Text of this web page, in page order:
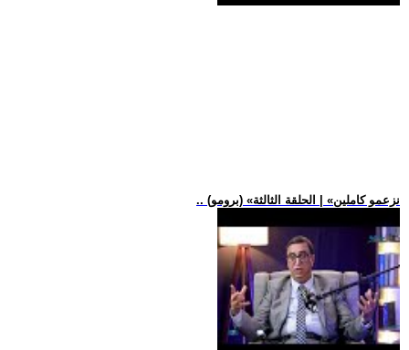
.. (برومو) «نزعمو كاملين» | الحلقة الثالثة